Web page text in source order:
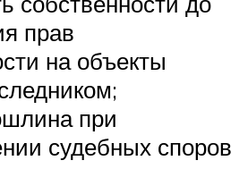
прав
на объекты
при
судебных споров